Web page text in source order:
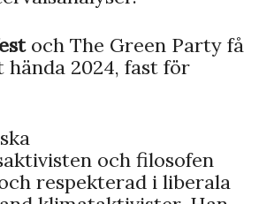
och The Green Party få
hända 2024, fast för
och filosofen
respekterad i liberala